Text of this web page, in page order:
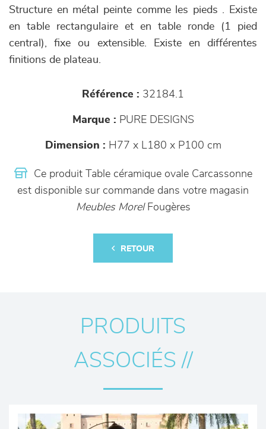
Structure en métal peinte comme les pieds . Existe
en table rectangulaire et en table ronde (1 pied
central), fixe ou extensible. Existe en différentes
finitions de plateau.
Référence : 32184.1
Marque : PURE DESIGNS
Dimension : H77 x L180 x P100 cm
Ce produit Table céramique ovale Carcassonne
est disponible sur commande dans votre magasin
Meubles MorelFougères
RETOUR
PRODUITS
ASSOCIÉS //